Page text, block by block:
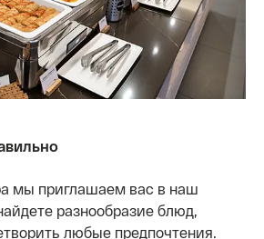
мы приглашаем вас в наш
разнообразие блюд,
любые предпочтения.